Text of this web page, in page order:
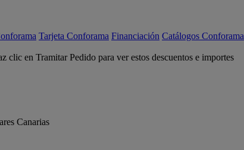
Tarjeta Conforama Financiación Catálogos Conforama
clic en Tramitar Pedido para ver estos descuentos e importes
Canarias